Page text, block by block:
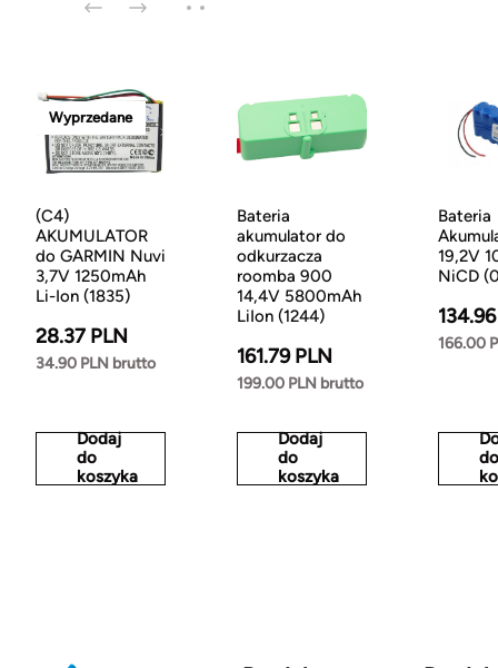
Wyprzedane
(C4)
AKUMULATOR
do GARMIN Nuvi
3,7V 1250mAh
Li-Ion (1835)
28.37 PLN
34.90 PLN brutto
Dodaj
do
koszyka
Bateria
akumulator do
odkurzacza
roomba 900
14,4V 5800mAh
LiIon (1244)
161.79 PLN
199.00 PLN brutto
Dodaj
do
koszyka
Bateria
19,2V
NiCD
166.00
do